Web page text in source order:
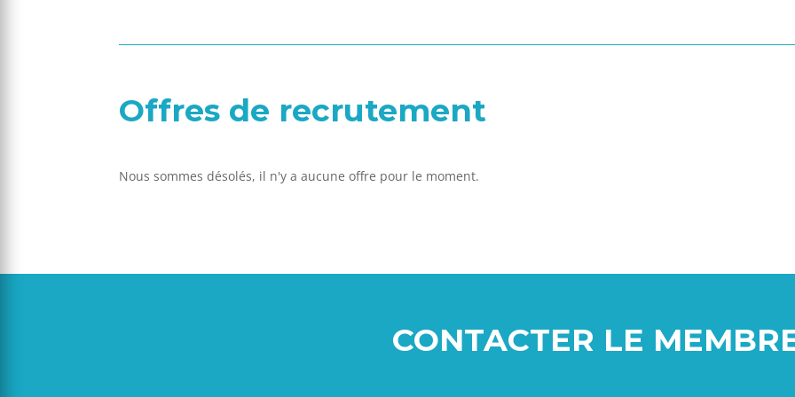
Offres de recrutement
Nous sommes désolés, il n'y a aucune offre pour le moment.
CONTACTER LE